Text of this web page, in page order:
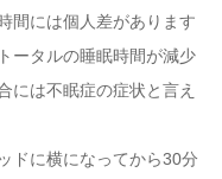
間には個人差があります
ータルの睡眠時間が減少
には不眠症の症状と言え
ドに横になってから30分